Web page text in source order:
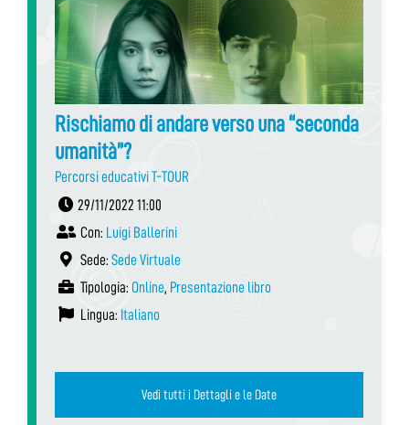
Rischiamo di andare verso una “seconda
umanità”?
Percorsi educativi T-TOUR
29/11/2022 11:00
Con: Luigi Ballerini
Sede: Sede Virtuale
Tipologia: Online, Presentazione libro
Lingua: Italiano
Vedi tutti i Dettagli e le Date